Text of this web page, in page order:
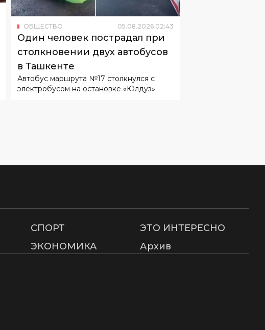
ОБЩЕСТВО 05.08.2026 02:43
Один человек пострадал при
столкновении двух автобусов
в Ташкенте
Автобус маршрута №17 столкнулся с
электробусом на остановке «Юлдуз».
СПОРТ
ЭТО ИНТЕРЕСНО
ЭКОНОМИКА Архив